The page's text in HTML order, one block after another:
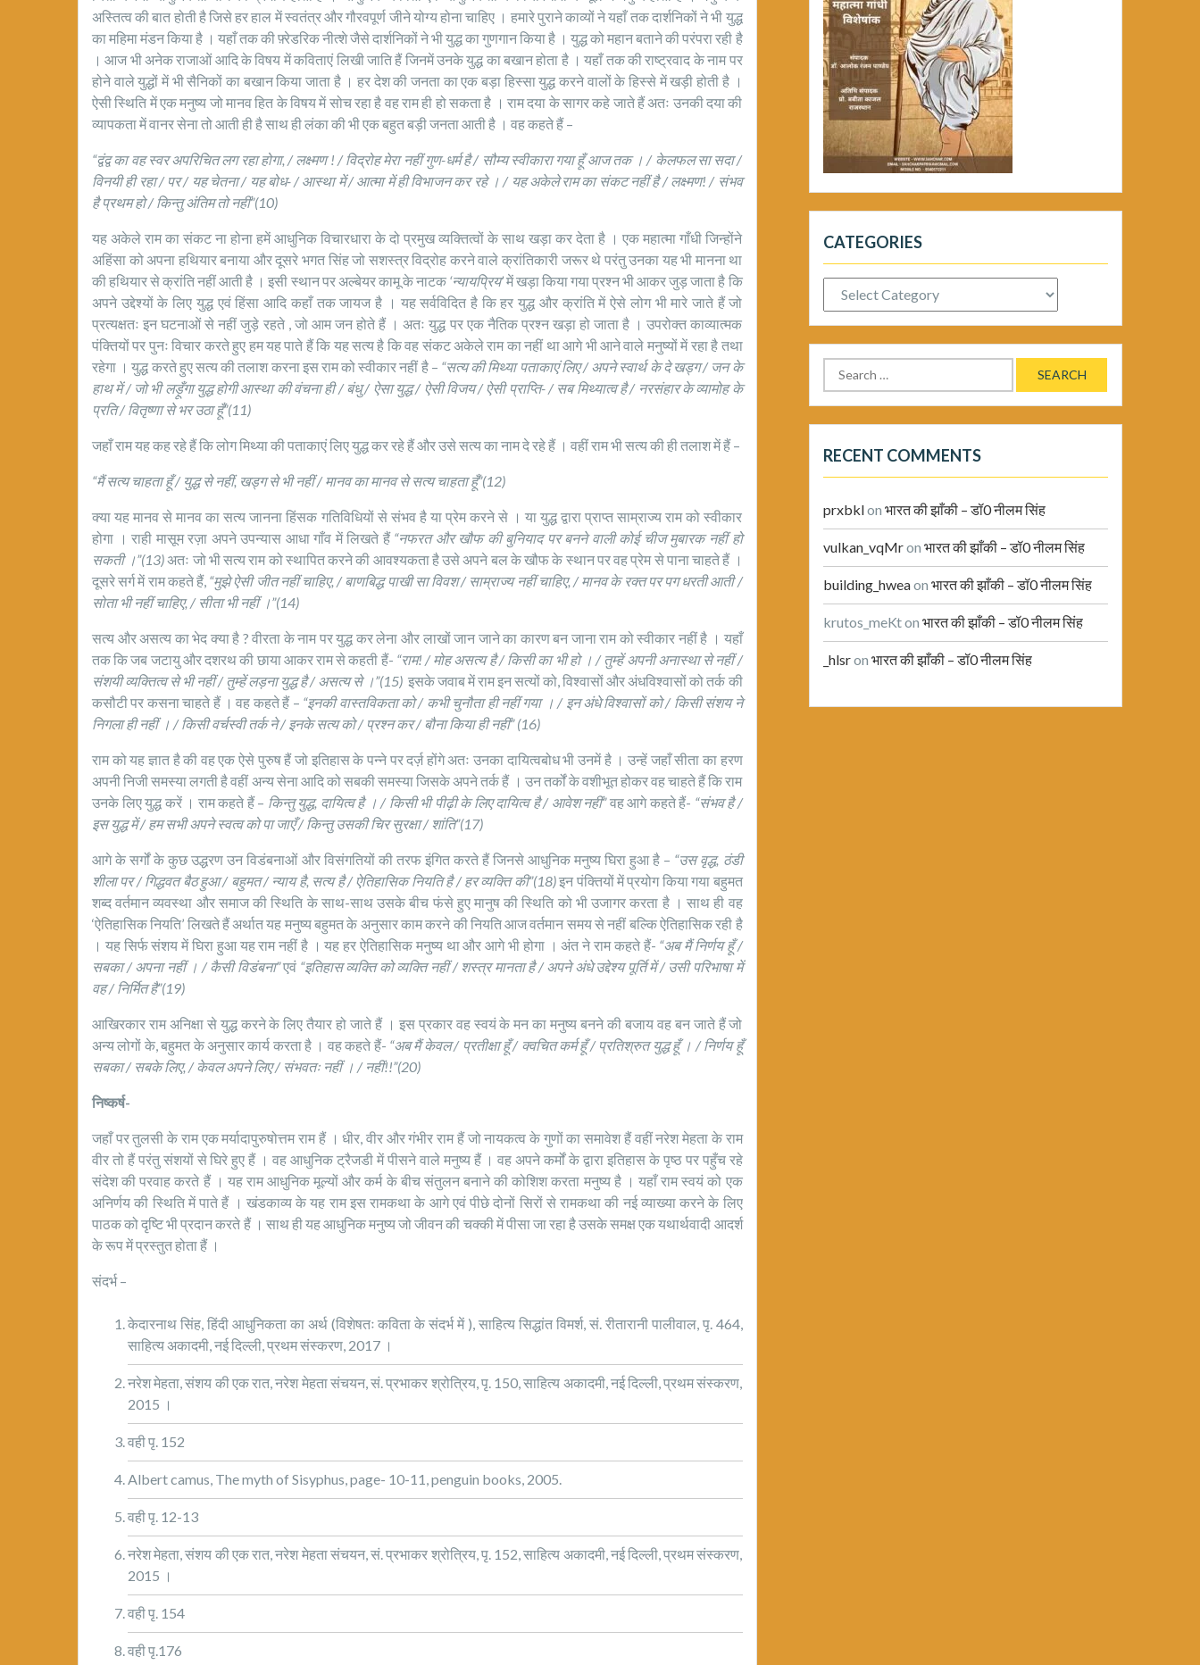
अस्तित्व की बात होती है जिसे हर हाल में स्वतंत्र और गौरवपूर्ण जीने योग्य होना चाहिए । हमारे पुराने काव्यों ने यहाँ तक दार्शनिकों ने भी युद्ध
का महिमा मंडन किया है । यहाँ तक की फ़्रेडरिक नीत्शे जैसे दार्शनिकों ने भी युद्ध का गुणगान किया है । युद्ध को महान बताने की परंपरा रही है
। आज भी अनेक राजाओं आदि के विषय में कविताएं लिखी जाति हैं जिनमें उनके युद्ध का बखान होता है । यहाँ तक की राष्ट्रवाद के नाम पर
होने वाले युद्धों में भी सैनिकों का बखान किया जाता है । हर देश की जनता का एक बड़ा हिस्सा युद्ध करने वालों के हिस्से में खड़ी होती है ।
ऐसी स्थिति में एक मनुष्य जो मानव हित के विषय में सोच रहा है वह राम ही हो सकता है । राम दया के सागर कहे जाते हैं अतः उनकी दया की
व्यापकता में वानर सेना तो आती ही है साथ ही लंका की भी एक बहुत बड़ी जनता आती है । वह कहते हैं –
“द्वंद्व का वह स्वर अपरिचित लग रहा होगा, / लक्ष्मण ! / विद्रोह मेरा नहीं गुण-धर्म है / सौम्य स्वीकारा गया हूँ आज तक । / केलफल सा सदा /
विनयी ही रहा / पर / यह चेतना / यह बोध- / आस्था में / आत्मा में ही विभाजन कर रहे । / यह अकेले राम का संकट नहीं है / लक्ष्मण! / संभव
है प्रथम हो / किन्तु अंतिम तो नहीं”(10)
यह अकेले राम का संकट ना होना हमें आधुनिक विचारधारा के दो प्रमुख व्यक्तित्वों के साथ खड़ा कर देता है । एक महात्मा गाँधी जिन्होंने
अहिंसा को अपना हथियार बनाया और दूसरे भगत सिंह जो सशस्त्र विद्रोह करने वाले क्रांतिकारी जरूर थे परंतु उनका यह भी मानना था
की हथियार से क्रांति नहीं आती है । इसी स्थान पर अल्बेयर कामू के नाटक ‘न्यायप्रिय’में खड़ा किया गया प्रश्न भी आकर जुड़ जाता है कि
अपने उद्देश्यों के लिए युद्ध एवं हिंसा आदि कहाँ तक जायज है । यह सर्वविदित है कि हर युद्ध और क्रांति में ऐसे लोग भी मारे जाते हैं जो
प्रत्यक्षतः इन घटनाओं से नहीं जुड़े रहते , जो आम जन होते हैं । अतः युद्ध पर एक नैतिक प्रश्न खड़ा हो जाता है । उपरोक्त काव्यात्मक
पंक्तियों पर पुनः विचार करते हुए हम यह पाते हैं कि यह सत्य है कि वह संकट अकेले राम का नहीं था आगे भी आने वाले मनुष्यों में रहा है तथा
रहेगा । युद्ध करते हुए सत्य की तलाश करना इस राम को स्वीकार नहीं है – “सत्य की मिथ्या पताकाएं लिए / अपने स्वार्थ के दे खड्ग / जन के
हाथ में / जो भी लड़ूँगा युद्ध होगी आस्था की वंचना ही / बंधु / ऐसा युद्ध / ऐसी विजय / ऐसी प्राप्ति- / सब मिथ्यात्व है / नरसंहार के व्यामोह के
प्रति / वितृष्णा से भर उठा हूँ”(11)
जहाँ राम यह कह रहे हैं कि लोग मिथ्या की पताकाएं लिए युद्ध कर रहे हैं और उसे सत्य का नाम दे रहे हैं । वहीं राम भी सत्य की ही तलाश में हैं –
“मैं सत्य चाहता हूँ / युद्ध से नहीं, खड्ग से भी नहीं / मानव का मानव से सत्य चाहता हूँ”(12)
क्या यह मानव से मानव का सत्य जानना हिंसक गतिविधियों से संभव है या प्रेम करने से । या युद्ध द्वारा प्राप्त साम्राज्य राम को स्वीकार
होगा । राही मासूम रज़ा अपने उपन्यास आधा गाँव में लिखते हैं “नफरत और खौफ की बुनियाद पर बनने वाली कोई चीज मुबारक नहीं हो
सकती ।”(13)अतः जो भी सत्य राम को स्थापित करने की आवश्यकता है उसे अपने बल के खौफ के स्थान पर वह प्रेम से पाना चाहते हैं ।
दूसरे सर्ग में राम कहते हैं, “मुझे ऐसी जीत नहीं चाहिए, / बाणबिद्ध पाखी सा विवश / साम्राज्य नहीं चाहिए, / मानव के रक्त पर पग धरती आती /
सोता भी नहीं चाहिए, / सीता भी नहीं ।”(14)
सत्य और असत्य का भेद क्या है ? वीरता के नाम पर युद्ध कर लेना और लाखों जान जाने का कारण बन जाना राम को स्वीकार नहीं है । यहाँ
तक कि जब जटायु और दशरथ की छाया आकर राम से कहती हैं- “राम! / मोह असत्य है / किसी का भी हो । / तुम्हें अपनी अनास्था से नहीं /
संशयी व्यक्तित्व से भी नहीं / तुम्हें लड़ना युद्ध है / असत्य से ।”(15) इसके जवाब में राम इन सत्यों को, विश्वासों और अंधविश्वासों को तर्क की
कसौटी पर कसना चाहते हैं । वह कहते हैं – “इनकी वास्तविकता को / कभी चुनौता ही नहीं गया । / इन अंधे विश्वासों को / किसी संशय ने
निगला ही नहीं । / किसी वर्चस्वी तर्क ने / इनके सत्य को / प्रश्न कर / बौना किया ही नहीं” (16)
राम को यह ज्ञात है की वह एक ऐसे पुरुष हैं जो इतिहास के पन्ने पर दर्ज़ होंगे अतः उनका दायित्वबोध भी उनमें है । उन्हें जहाँ सीता का हरण
अपनी निजी समस्या लगती है वहीं अन्य सेना आदि को सबकी समस्या जिसके अपने तर्क हैं । उन तर्कों के वशीभूत होकर वह चाहते हैं कि राम
उनके लिए युद्ध करें । राम कहते हैं – किन्तु युद्ध, दायित्व है । / किसी भी पीढ़ी के लिए दायित्व है / आवेश नहीं”वह आगे कहते हैं- “संभव है /
इस युद्ध में / हम सभी अपने स्वत्व को पा जाएँ / किन्तु उसकी चिर सुरक्षा / शांति”(17)
आगे के सर्गों के कुछ उद्धरण उन विडंबनाओं और विसंगतियों की तरफ इंगित करते हैं जिनसे आधुनिक मनुष्य घिरा हुआ है – “उस वृद्ध, ठंडी
शीला पर / गिद्धवत बैठ हुआ / बहुमत / न्याय है, सत्य है / ऐतिहासिक नियति है / हर व्यक्ति की”(18)इन पंक्तियों में प्रयोग किया गया बहुमत
शब्द वर्तमान व्यवस्था और समाज की स्थिति के साथ-साथ उसके बीच फंसे हुए मानुष की स्थिति को भी उजागर करता है । साथ ही वह
‘ऐतिहासिक नियति’ लिखते हैं अर्थात यह मनुष्य बहुमत के अनुसार काम करने की नियति आज वर्तमान समय से नहीं बल्कि ऐतिहासिक रही है
। यह सिर्फ संशय में घिरा हुआ यह राम नहीं है । यह हर ऐतिहासिक मनुष्य था और आगे भी होगा । अंत ने राम कहते हैं- “अब मैं निर्णय हूँ /
सबका / अपना नहीं । / कैसी विडंबना”एवं “इतिहास व्यक्ति को व्यक्ति नहीं / शस्त्र मानता है / अपने अंधे उद्देश्य पूर्ति में / उसी परिभाषा में
वह / निर्मित है”(19)
आखिरकार राम अनिक्षा से युद्ध करने के लिए तैयार हो जाते हैं । इस प्रकार वह स्वयं के मन का मनुष्य बनने की बजाय वह बन जाते हैं जो
अन्य लोगों के, बहुमत के अनुसार कार्य करता है । वह कहते हैं- “अब मैं केवल / प्रतीक्षा हूँ / क्वचित कर्म हूँ / प्रतिश्रुत युद्ध हूँ । / निर्णय हूँ
सबका / सबके लिए, / केवल अपने लिए / संभवतः नहीं । / नहीं!!”(20)
निष्कर्ष-
जहाँ पर तुलसी के राम एक मर्यादापुरुषोत्तम राम हैं । धीर, वीर और गंभीर राम हैं जो नायकत्व के गुणों का समावेश हैं वहीं नरेश मेहता के राम
वीर तो हैं परंतु संशयों से घिरे हुए हैं । वह आधुनिक ट्रैजडी में पीसने वाले मनुष्य हैं । वह अपने कर्मों के द्वारा इतिहास के पृष्ठ पर पहुँच रहे
संदेश की परवाह करते हैं । यह राम आधुनिक मूल्यों और कर्म के बीच संतुलन बनाने की कोशिश करता मनुष्य है । यहाँ राम स्वयं को एक
अनिर्णय की स्थिति में पाते हैं । खंडकाव्य के यह राम इस रामकथा के आगे एवं पीछे दोनों सिरों से रामकथा की नई व्याख्या करने के लिए
पाठक को दृष्टि भी प्रदान करते हैं । साथ ही यह आधुनिक मनुष्य जो जीवन की चक्की में पीसा जा रहा है उसके समक्ष एक यथार्थवादी आदर्श
के रूप में प्रस्तुत होता हैं ।
संदर्भ –
केदारनाथ सिंह, हिंदी आधुनिकता का अर्थ (विशेषतः कविता के संदर्भ में ), साहित्य सिद्धांत विमर्श, सं. रीतारानी पालीवाल, पृ. 464,
साहित्य अकादमी, नई दिल्ली, प्रथम संस्करण, 2017 ।
नरेश मेहता, संशय की एक रात, नरेश मेहता संचयन, सं. प्रभाकर श्रोत्रिय, पृ. 150, साहित्य अकादमी, नई दिल्ली, प्रथम संस्करण,
2015 ।
वही पृ. 152
Albert camus, The myth of Sisyphus, page- 10-11, penguin books, 2005.
वही पृ. 12-13
नरेश मेहता, संशय की एक रात, नरेश मेहता संचयन, सं. प्रभाकर श्रोत्रिय, पृ. 152, साहित्य अकादमी, नई दिल्ली, प्रथम संस्करण,
2015 ।
वही पृ. 154
वही पृ.176
CATEGORIES
Categories
Search
for:
RECENT COMMENTS
prxbklon भारत की झाँकी – डॉ0 नीलम सिंह
vulkan_vqMron भारत की झाँकी – डॉ0 नीलम सिंह
building_hweaon भारत की झाँकी – डॉ0 नीलम सिंह
krutos_meKton भारत की झाँकी – डॉ0 नीलम सिंह
_hlsron भारत की झाँकी – डॉ0 नीलम सिंह